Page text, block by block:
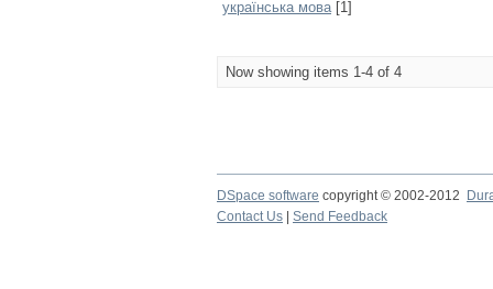
українська мова[1]
Now showing items 1-4 of 4
DSpace software copyright © 2002-2012
Contact Us
Send Feedback